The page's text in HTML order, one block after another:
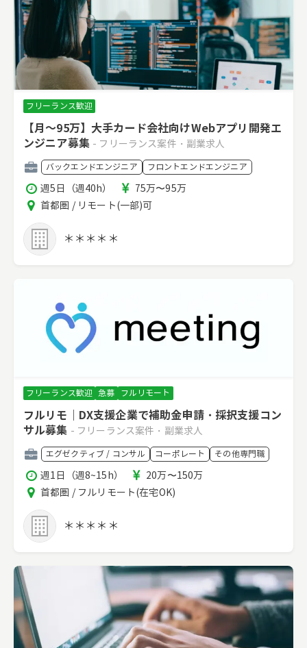
フリーランス歓迎
【月～95万】大手カード会社向けWebアプリ開発エ
ンジニア募集 - フリーランス案件・副業求人
職
種
バックエンドエンジニア フロントエンドエンジニア
稼
働
時
間
週5日（週40h）
報
酬
75万〜95万
エ
ア
首都圏 / リモート(一部)可
＊＊＊＊＊
フリーランス歓迎 急募 フルリモート
フルリモ｜DX支援企業で補助金申請・採択支援コン
サル募集 - フリーランス案件・副業求人
職
種
エグゼクティブ / コンサル コーポレート その他専門職
稼
働
時
間
週1日（週8~15h）
報
酬
20万〜150万
エ
ア
首都圏 / フルリモート(在宅OK)
＊＊＊＊＊